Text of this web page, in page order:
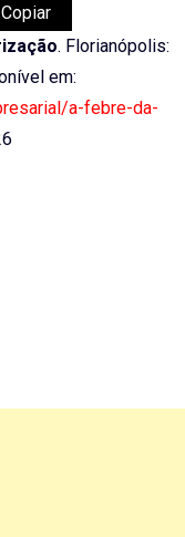
Copiar
. Florianópolis:
em:
a-febre-da-